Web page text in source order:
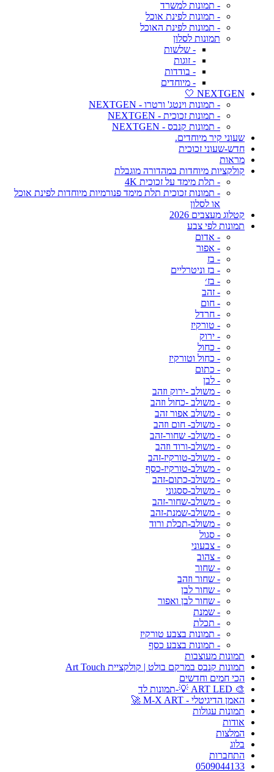
- תמונות למשרד
- תמונות לפינת אוכל
- תמונות לפינת האוכל
תמונות לסלון
- שלשות
- זוגות
- בודדות
- מיוחדים
NEXTGEN 🤍
- תמונות וינטג' ורטרו - NEXTGEN
- תמונות זכוכית - NEXTGEN
- תמונות קנבס - NEXTGEN
שעוני קיר מיוחדים.
חדש-שעוני זכוכית
מראות
קולקציות מיוחדות במהדורה מוגבלת
- תלת מימד על זכוכית 4K
- תמונות זכוכית תלת מימד פנורמיות מיוחדות לפינת אוכל
או לסלון
קטלוג מעצבים 2026
תמונות לפי צבע
- אדום
- אפור
- בז
- בז וניטרליים
- בז׳
- זהב
- חום
- חרדל
- טורקיז
- ירוק
- כחול
- כחול וטורקיז
- כתום
- לבן
- משולב -ירוק וזהב
- משולב -כחול וזהב
- משולב אפור זהב
- משולב- חום וזהב
- משולב- שחור-זהב
- משולב-ורוד וזהב
- משולב-טורקיז-זהב
- משולב-טורקיז-כסף
- משולב-כתום-זהב
- משולב-ססגוני
- משולב-שחור-זהב
- משולב-שמנת-זהב
- משולב-תכלת ורוד
- סגול
- צבעוני
- צהוב
- שחור
- שחור וזהב
- שחור לבן
- שחור לבן ואפור
- שמנת
- תכלת
- תמונות בצבע טורקיז
- תמונות בצבע כסף
תמונות מעוצבות
תמונות קנבס במרקם בולט | קולקציית Art Touch
הכי חמים וחדשים
🎨 ART LED 💡-תמונות לד
האמן הדיגיטלי - M-X ART 🚀
תמונות עגולות
אודות
המלצות
בלוג
התחברות
0509044133